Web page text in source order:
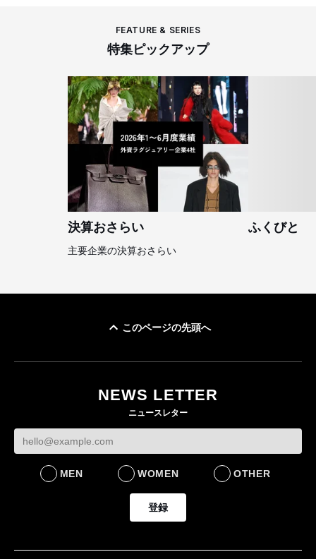
FEATURE & SERIES
特集ピックアップ
決算おさらい
主要企業の決算おさらい
ふくびと
このページの先頭へ
NEWS LETTER
ニュースレター
MEN WOMEN OTHER
登録